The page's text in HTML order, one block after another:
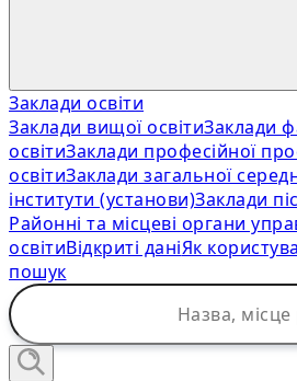
Заклади освіти
Заклади вищої освітиЗаклади
освітиЗаклади професійної
освітиЗаклади загальної
інститути (установи)Заклади
Районні та місцеві органи
освітиВідкриті даніЯк
пошук